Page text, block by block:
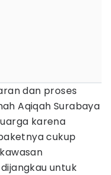
dan proses
Aqiqah Surabaya
karena
cukup
untuk